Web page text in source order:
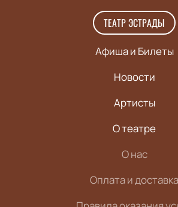
ТЕАТР ЭСТРАДЫ
Афиша и Билеты
Новости
Артисты
О театре
О нас
Оплата и доставка